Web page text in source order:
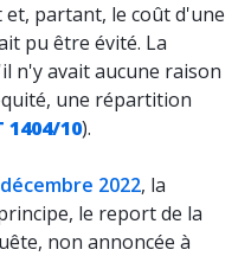
partant, le coût d'une
pu être évité. La
n'y avait aucune raison
une répartition
1404/10).
2022, la
le report de la
non annoncée à